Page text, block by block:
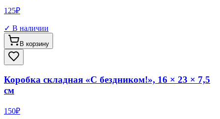
125₽
✓ В наличии
В корзину
Коробка складная «С бездником!», 16 × 23 × 7,5
см
150₽